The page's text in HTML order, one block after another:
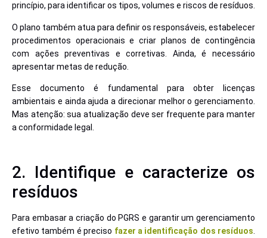
princípio, para identificar os tipos, volumes e riscos de resíduos.
O plano também atua para definir os responsáveis, estabelecer
procedimentos operacionais e criar planos de contingência
com ações preventivas e corretivas. Ainda, é necessário
apresentar metas de redução.
Esse documento é fundamental para obter licenças
ambientais e ainda ajuda a direcionar melhor o gerenciamento.
Mas atenção: sua atualização deve ser frequente para manter
a conformidade legal.
2. Identifique e caracterize os
resíduos
Para embasar a criação do PGRS e garantir um gerenciamento
efetivo também é preciso fazer a identificação dos resíduos